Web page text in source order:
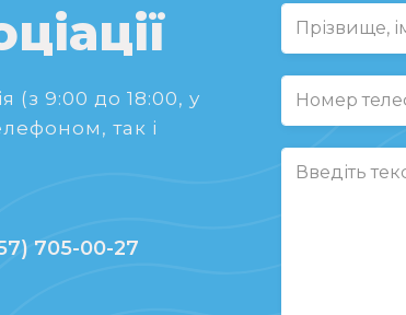
(з 9:00 до 18:00, у
так і
705-00-27